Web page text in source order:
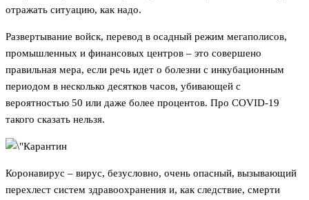
отражать ситуацию, как надо.
Развертывание войск, перевод в осадный режим мегаполисов,
промышленных и финансовых центров – это совершено
правильная мера, если речь идет о болезни с инкубационным
периодом в несколько десятков часов, убивающей с
вероятностью 50 или даже более процентов. Про COVID-19
такого сказать нельзя.
Коронавирус – вирус, безусловно, очень опасный, вызывающий
перехлест систем здравоохранения и, как следствие, смерти